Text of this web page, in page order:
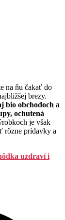
na ňu čakať do
brezy.
bio obchodoch a
ochutená
je však
rôzne prídavky a
uzdraví i